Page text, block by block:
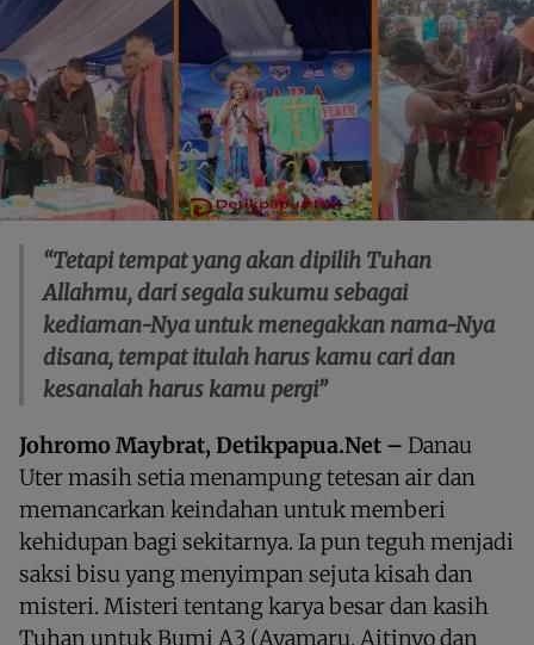
“Tetapi tempat yang akan dipilih Tuhan
Allahmu, dari segala sukumu sebagai
kediaman-Nya untuk menegakkan nama-Nya
disana, tempat itulah harus kamu cari dan
kesanalah harus kamu pergi”
Johromo Maybrat, Detikpapua.Net – Danau
Uter masih setia menampung tetesan air dan
memancarkan keindahan untuk memberi
kehidupan bagi sekitarnya. Ia pun teguh menjadi
saksi bisu yang menyimpan sejuta kisah dan
misteri. Misteri tentang karya besar dan kasih
Tuhan untuk Bumi A3 (Ayamaru, Aitinyo dan